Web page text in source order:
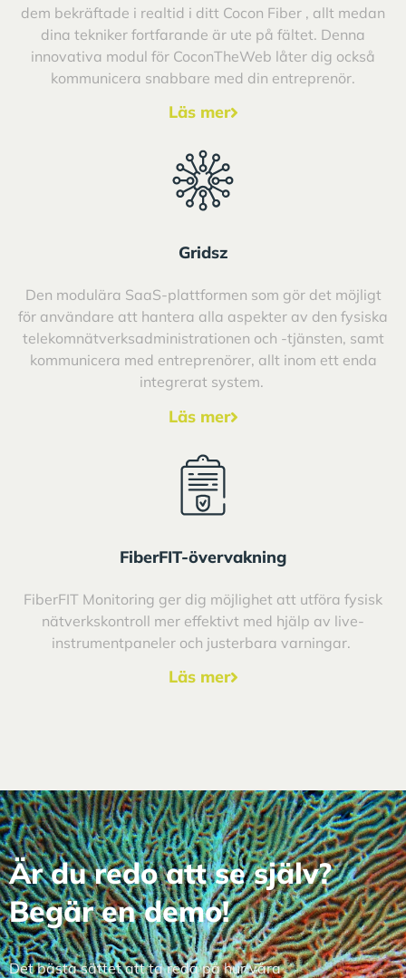
dem bekräftade i realtid i ditt Cocon Fiber , allt medan
dina tekniker fortfarande är ute på fältet. Denna
innovativa modul för CoconTheWeb låter dig också
kommunicera snabbare med din entreprenör.
Läs mer
Gridsz
Den modulära SaaS-plattformen som gör det möjligt
för användare att hantera alla aspekter av den fysiska
telekomnätverksadministrationen och -tjänsten, samt
kommunicera med entreprenörer, allt inom ett enda
integrerat system.
Läs mer
FiberFIT-övervakning
FiberFIT Monitoring ger dig möjlighet att utföra fysisk
nätverkskontroll mer effektivt med hjälp av live-
instrumentpaneler och justerbara varningar.
Läs mer
Är du redo att se själv?
Begär en demo!
Det bästa sättet att ta reda på hur våra